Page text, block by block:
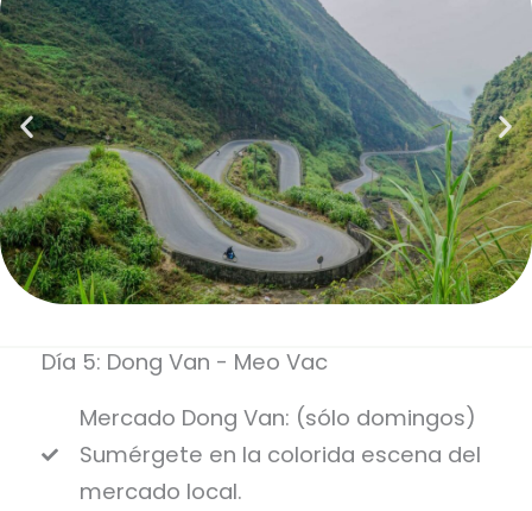
Día 5: Dong Van - Meo Vac
Mercado Dong Van: (sólo domingos)
Sumérgete en la colorida escena del
mercado local.